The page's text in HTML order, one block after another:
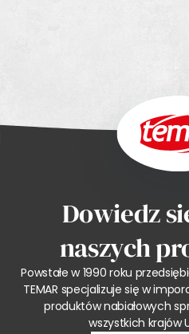
Dowiedz
naszych
Powstałe w 1990 roku
TEMAR specjalizuje się w
produktów nabiałowych
wszystkich krajów